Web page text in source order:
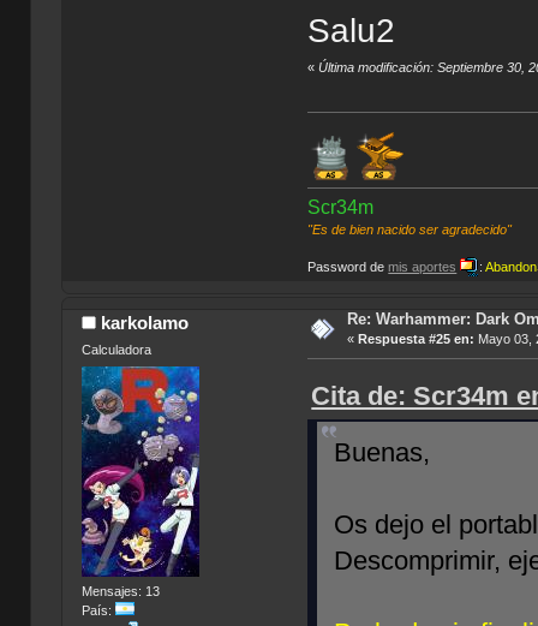
Salu2
«Última modificación: Septiembre 30,
Scr34m
"Es de bien nacido ser agradecido"
Password demis aportes :
karkolamo
Calculadora
Mensajes: 13
País:
Re: Warhammer: Dark
« Respuesta #25 en: Mayo 03,
Cita de: Scr34m
Buenas,
Os dejo el
Descomprimir,